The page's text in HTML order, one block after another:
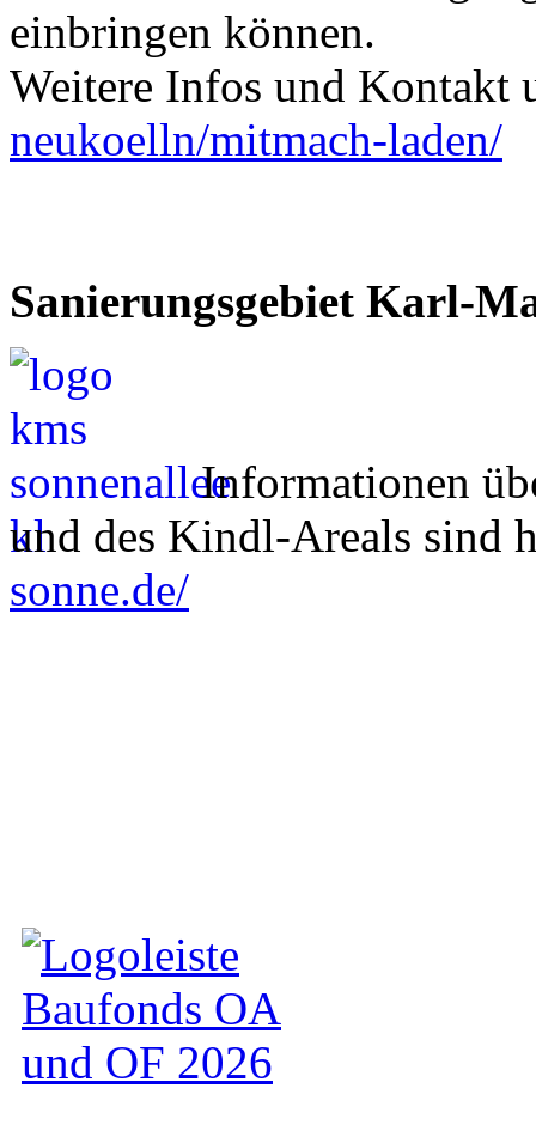
einbringen können.
Weitere Infos und Kontakt
neukoelln/mitmach-laden/
Sanierungsgebiet Karl-
Informationen
und des Kindl-Areals sind
sonne.de/